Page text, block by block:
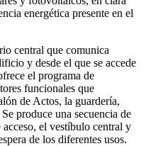
energética presente en el
central que comunica
y desde el que se accede
el programa de
funcionales que
de Actos, la guarderí­a,
produce una secuencia de
acceso, el vestí­bulo central y
de los diferentes usos.